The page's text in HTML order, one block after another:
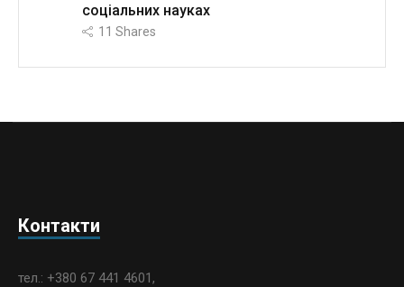
соціальних науках
11 Shares
Контакти
тел.: +380 67 441 4601,